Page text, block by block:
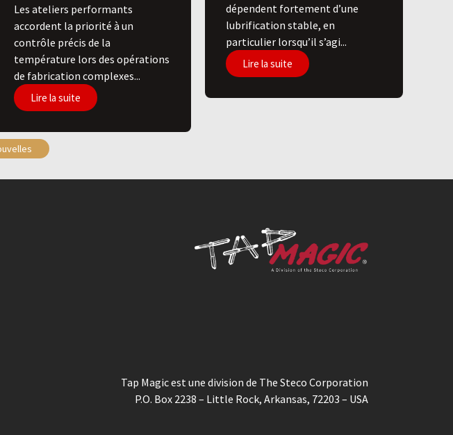
Les ateliers performants
accordent la priorité à un
contrôle précis de la
température lors des opérations
de fabrication complexes...
Lire la suite
dépendent fortement d’une
lubrification stable, en
particulier lorsqu’il s’agi...
Lire la suite
Tap Magic est une division de The Steco Corporation
P.O. Box 2238 – Little Rock, Arkansas, 72203 – USA